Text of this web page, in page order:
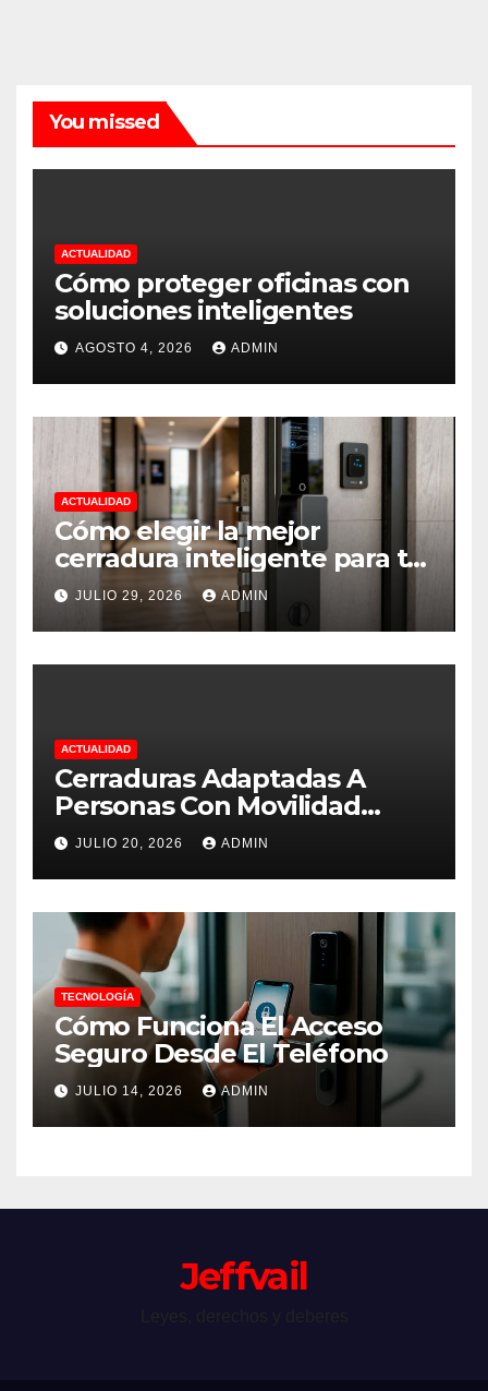
You missed
ACTUALIDAD
Cómo proteger oficinas con
soluciones inteligentes
AGOSTO 4, 2026 ADMIN
ACTUALIDAD
Cómo elegir la mejor
cerradura inteligente para tu
vivienda.
JULIO 29, 2026 ADMIN
ACTUALIDAD
Cerraduras Adaptadas A
Personas Con Movilidad
Reducida
JULIO 20, 2026 ADMIN
TECNOLOGÍA
Cómo Funciona El Acceso
Seguro Desde El Teléfono
JULIO 14, 2026 ADMIN
Jeffvail